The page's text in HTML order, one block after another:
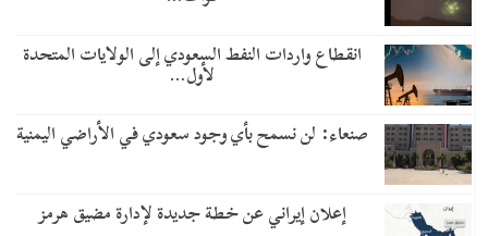
انقطاع واردات النفط السعودي إلى الولايات المتحدة
لأول…
صنعاء: لن نسمح بأي وجود سعودي في الأراضي اليمنية
إعلان إيراني عن خطة جديدة لإدارة مضيق هرمز